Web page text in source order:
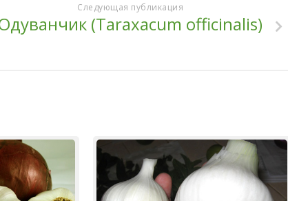
Следующая публикация
(Taraxacum officinalis)